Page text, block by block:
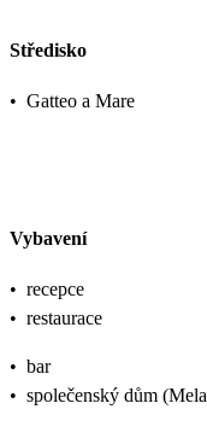
Středisko
• Gatteo a Mare
Vybavení
• recepce
• restaurace
• bar
• společenský dům